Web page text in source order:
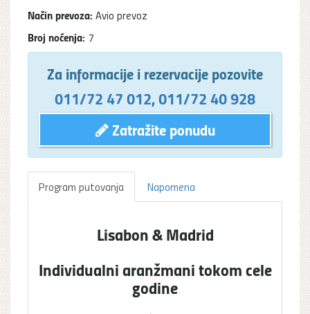
Način prevoza: Avio prevoz
Broj noćenja: 7
Za informacije i rezervacije pozovite
011/72 47 012,011/72 40 928
Zatražite ponudu
Program putovanja Napomena
Lisabon & Madrid
Individualni aranžmani tokom cele
godine